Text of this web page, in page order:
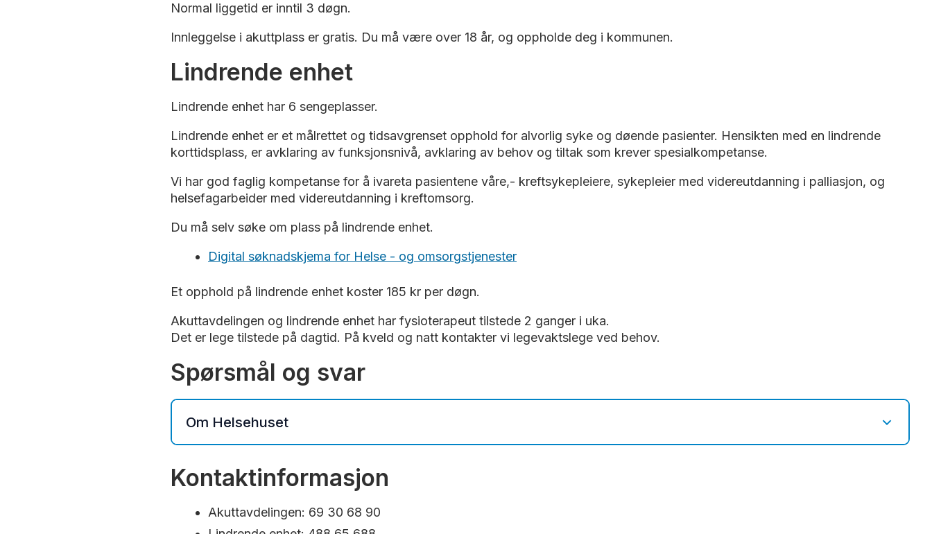
Normal liggetid er inntil 3 døgn.
Innleggelse i akuttplass er gratis. Du må være over 18 år, og oppholde deg i kommunen.
Lindrende enhet
Lindrende enhet har 6 sengeplasser.
Lindrende enhet er et målrettet og tidsavgrenset opphold for alvorlig syke og døende pasienter. Hensikten med en lindrende
korttidsplass, er avklaring av funksjonsnivå, avklaring av behov og tiltak som krever spesialkompetanse.
Vi har god faglig kompetanse for å ivareta pasientene våre,- kreftsykepleiere, sykepleier med videreutdanning i palliasjon, og
helsefagarbeider med videreutdanning i kreftomsorg.
Du må selv søke om plass på lindrende enhet.
Digital søknadskjema for Helse - og omsorgstjenester
Et opphold på lindrende enhet koster 185 kr per døgn.
Akuttavdelingen og lindrende enhet har fysioterapeut tilstede 2 ganger i uka.
Det er lege tilstede på dagtid. På kveld og natt kontakter vi legevaktslege ved behov.
Spørsmål og svar
Om Helsehuset
Alle dager fra 12 til 19. Gå inn via legevakten og opp til 2.etg.
Kontaktinformasjon
Akuttavdelingen: 69 30 68 90